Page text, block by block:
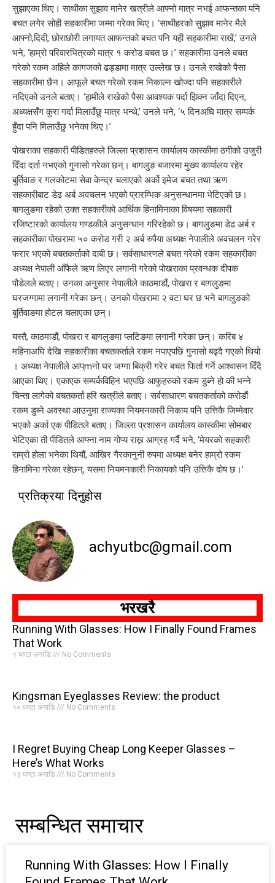
सुझाएका थिए। साथीका सुझाव मानेर खत्रीले आफ्नो मात्र नभई आफन्तका पनि
बचत लगेर सोही सहकारीमा जम्मा गरेका थिए। ‘साथीहरको सुझाव मानेर मैले
आफ्नो,दिदी, छोराछोरी लगायत आफन्तको बचत पनि यही सहकारीमा राखें,’ उनले
भने, ‘हाम्रो परिवारभित्रको मात्र १ करोड बचत छ।’ सहकारीमा उनले बचत
गरेको रकम अहिले कागजको ढड्डामा मात्र उल्लेख छ। उनले राखेको पैसा
सहकारीमा छैन। आफूले बचत गरेको रकम निकाल्न खोज्दा पनि सहकारीले
नदिएको उनले बताए। ‘हामीले राखेको पैसा आवश्यक पर्दा झिक्न जाँदा दिएन,
अध्यक्षसँग कुरा गर्दा मिलाउँछु मात्र भन्थे,’ उनले भने, ‘५ दिनअघि मात्र सम्पर्क
हुँदा पनि मिलाउँछु भनेका थिए।’
पोखराका सहकारी पीडितहरुले जिल्ला प्रशासन कार्यालय कास्कीमा ठगीको उजुरी
दिँदा दर्ता नभएको गुनासो गरेका छन्। बागलुङ बजारमा मुख्य कार्यालय रहेर
बुर्तिवाङ र गलकोटमा सेवा केन्द्र चलाएको अर्को इमेज बचत तथा ऋण
सहकारीबाट डेढ अर्ब अवचलन भएको प्रारम्भिक अनुसन्धानमा भेटिएको छ।
बागलुङमा रहेको उक्त सहकारीको आर्थिक हिनामिनाका विषयमा सहकारी
रजिष्टारको कार्यालय गण्डकीले अनुसन्धान गरिरहेको छ। बागलुङमा डेढ अर्ब र
सहकारीका पोखरामा ५० करोड गरी २ अर्ब रुपैया अध्यक्ष नेपालीले अवचलन गरेर
फरार भएको बचतकर्ताको दाबी छ। सर्वसाधारणले बचत गरेको रकम सहकारीका
अध्यक्ष नेपाली आँफैले ऋण लिएर लगानी गरेको पोखराका प्रवन्धक दीपक
पौडेलले बताए। उनका अनुसार नेपालीले काठमाडौं, पोखरा र बागलुङमा
घरजग्गामा लगानी गरेका छन्। उनको पोखरामा २ वटा घर छ भने बागलुङको
बुर्तिवाङमा होटल चलाएका छन्।
यस्तै, काठमाडौं, पोखरा र बागलुङमा प्लटिङमा लगानी गरेका छन्। करिब ४
महिनाअघि देखि सहकारीका बचतकर्ताले रकम नपाएपछि गुनासो बढ्दै गएको थियो
। अध्यक्ष नेपालीले आप्mनो घर जग्गा बिक्री गरेर बचत फिर्ता गर्ने आश्वासन दिँदै
आएका थिए। एकाएक सम्पर्कविहिन भएपछि आफुहरुको रकम डुब्ने हो की भन्ने
चिन्ता लागेको बचतकर्ता हरि खत्रीले बताए। सर्वसाधारण बचतकर्ताको करोडौं
रकम डुब्ने अवस्था आउनुमा राज्यका नियमनकारी निकाय पनि उत्तिकै जिम्मेवार
भएको अर्का एक पीडितले बताए। जिल्ला प्रशासन कार्यालय कास्कीमा सोमबार
भेटिएका ती पीडितले आफ्ना नाम गोप्य राख्न आग्रह गर्दै भने, ‘मेयरको सहकारी
राम्रो होला भनेका थियौं, आखिर गैरकानुनी रुपमा अध्यक्ष बनेर हाम्रो रकम
हिनामिना गरेका रहेछन्, यसमा नियमनकारी निकायको पनि उत्तिकै दोष छ।’
प्रतिक्रया दिनुहोस
achyutbc@gmail.com
भरखरै
Running With Glasses: How I Finally Found Frames
That Work
१ घण्टा अगाडि No Comments
Kingsman Eyeglasses Review: the product
१० घण्टा अगाडि No Comments
I Regret Buying Cheap Long Keeper Glasses –
Here’s What Works
१३ घण्टा अगाडि No Comments
सम्बन्धित समाचार
Running With Glasses: How I Finally